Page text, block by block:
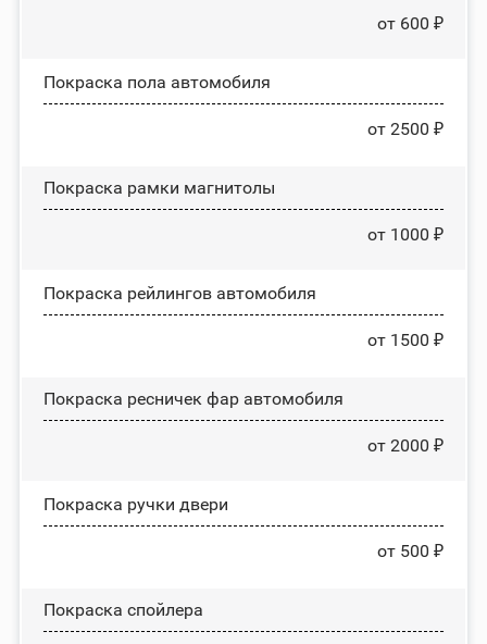
от 600 ₽
Покраска пола автомобиля
от 2500 ₽
Покраска рамки магнитолы
от 1000 ₽
Покраска рейлингов автомобиля
от 1500 ₽
Покраска ресничек фар автомобиля
от 2000 ₽
Покраска ручки двери
от 500 ₽
Покраска спойлера